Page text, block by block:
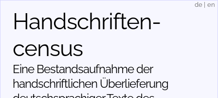
Handschriften­
census
Eine Bestandsaufnahme der
handschriftlichen Über­lieferung
de en